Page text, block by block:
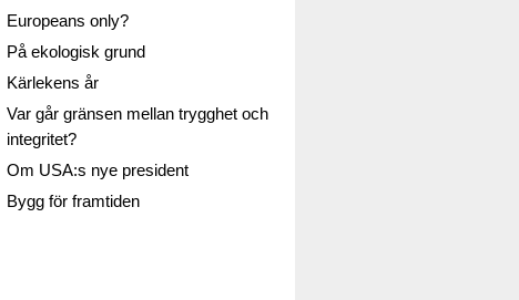
Europeans only?
På ekologisk grund
Kärlekens år
Var går gränsen mellan trygghet och
integritet?
Om USA:s nye president
Bygg för framtiden